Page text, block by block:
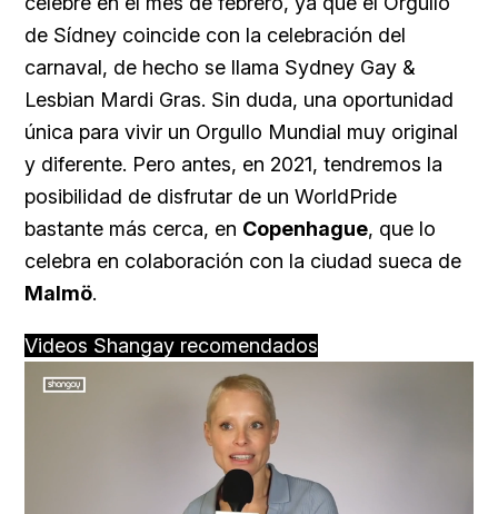
de Sídney coincide con la celebración del
carnaval, de hecho se llama Sydney Gay &
Lesbian Mardi Gras. Sin duda, una oportunidad
única para vivir un Orgullo Mundial muy original
y diferente. Pero antes, en 2021, tendremos la
posibilidad de disfrutar de un WorldPride
bastante más cerca, en Copenhague, que lo
celebra en colaboración con la ciudad sueca de
Malmö.
Videos Shangay recomendados